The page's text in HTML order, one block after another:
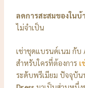
ลดการสะสมของในบ้
ไม่จำเป็น
เช่าชุดแบรนด์เนม กับ
สำหรับใครที่ต้องการ
ระดับพรีเมียม ปัจจุบัน